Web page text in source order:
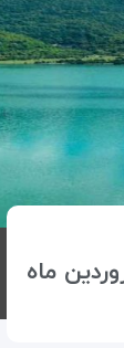
فروردین ماه